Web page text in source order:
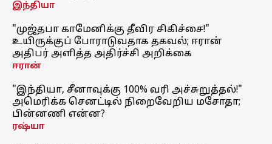
இந்தியா
"முஜ்தபா காமேனிக்கு தீவிர சிகிச்சை!"
உயிருக்குப் போராடுவதாக தகவல்; ஈரான்
அதிபர் அளித்த அதிர்ச்சி அறிக்கை
ஈரான்
"இந்தியா, சீனாவுக்கு 100% வரி அச்சுறுத்தல்!"
அமெரிக்க செனட்டில் நிறைவேறிய மசோதா;
பின்னணி என்ன?
ரஷ்யா